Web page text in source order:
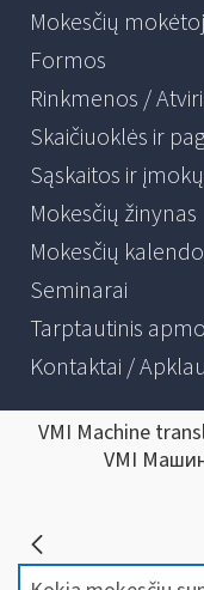
Mokesčių
Formos
Rinkmenos /
Skaičiuoklės ir
Sąskaitos ir
Mokesčių žinynas
Mokesčių
Seminarai
Tarptautinis
Kontaktai /
VMI Machine
VMI